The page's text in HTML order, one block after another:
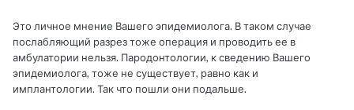
Это личное мнение Вашего эпидемиолога. В таком случае
послабляющий разрез тоже операция и проводить ее в
амбулатории нельзя. Пародонтологии, к сведению Вашего
эпидемиолога, тоже не существует, равно как и
имплантологии. Так что пошли они подальше.